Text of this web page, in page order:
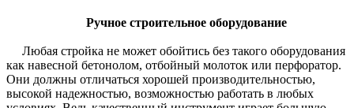
Ручное строительное оборудование
Любая стройка не может обойтись без такого оборудования
как навесной бетонолом, отбойный молоток или перфоратор.
Они должны отличаться хорошей производительностью,
высокой надежностью, возможностью работать в любых